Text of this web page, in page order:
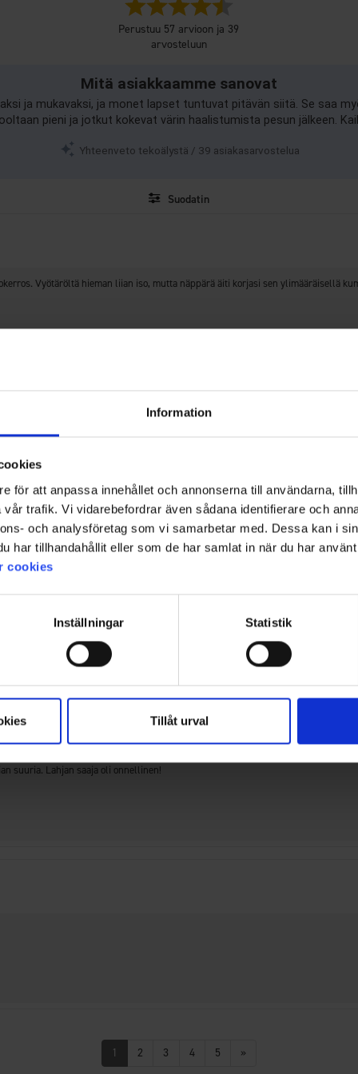
Information
för att anpassa innehållet och annonserna till användarna,
trafik. Vi vidarebefordrar även sådana identifierare och
och analysföretag som vi samarbetar med. Dessa kan i
har tillhandahållit eller som de har samlat in när du har
cookies
Inställningar Statistik
Tillåt urval
5:sta
Perustuu 57 arvioon ja 39
arvosteluun
Mitä asiakkaamme sanovat
ja mukavaksi, ja monet lapset tuntuvat pitävän siitä. Se saa
pieni ja jotkut kokevat värin haalistumista pesun jälkeen.
Yhteenveto tekoälystä / 39 asiakasarvostelua
Suodatin
Vyötäröltä hieman liian iso, mutta näppärä äiti korjasi sen ylimääräisellä
tytölleni sopii koko 110/116 ja melkein 2-vuotiaalle tytölleni sopii koko 98/104.
tämän, kunnes hän on isompi. Supersöpö!
suuria. Lahjan saaja oli onnellinen!
1 2 3 4 5 »